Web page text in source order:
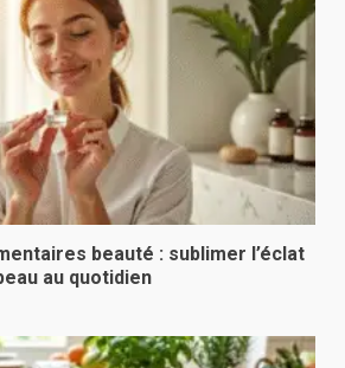
beauté : sublimer l’éclat
au quotidien